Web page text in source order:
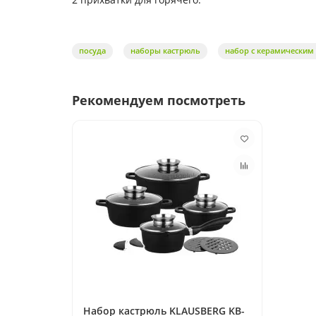
посуда наборы кастрюль набор с
Рекомендуем посмотреть
Набор кастрюль KLAUSBERG KB-